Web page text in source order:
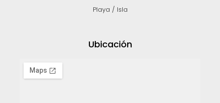
Playa / Isla
Ubicación